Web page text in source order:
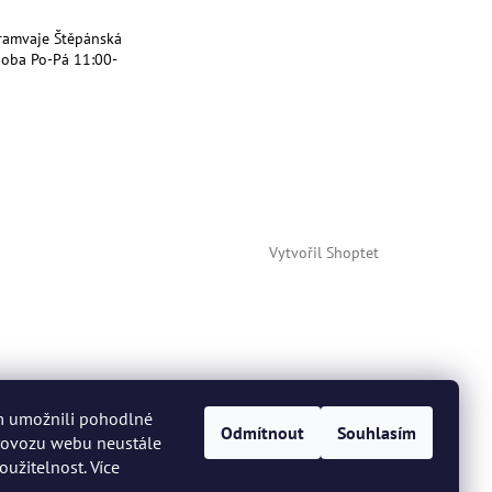
umožnili pohodlné
webu neustále
Více
Odmítnout Souhlasím
Štěpánská
Po-Pá 11:00-
Vytvořil Shoptet